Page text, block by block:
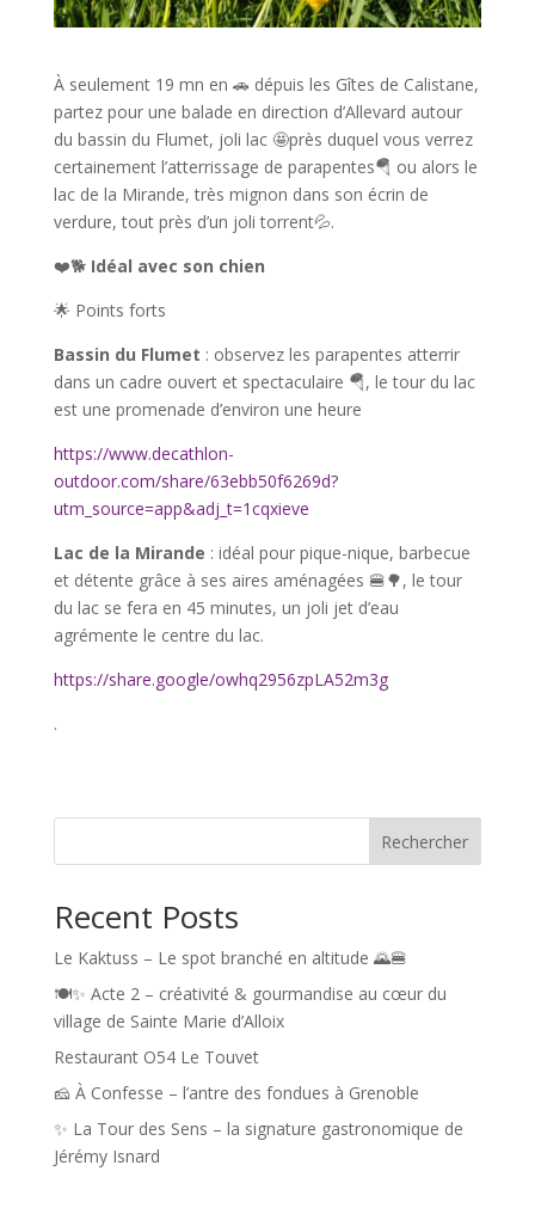
À seulement 19 mn en 🚗 dépuis les Gîtes de Calistane,
partez pour une balade en direction d’Allevard autour
du bassin du Flumet, joli lac 🤩près duquel vous verrez
certainement l’atterrissage de parapentes🪂 ou alors le
lac de la Mirande, très mignon dans son écrin de
verdure, tout près d’un joli torrent💦.
❤️🐕Idéal avec son chien
🌟 Points forts
Bassin du Flumet : observez les parapentes atterrir
dans un cadre ouvert et spectaculaire 🪂, le tour du lac
est une promenade d’environ une heure
https://www.decathlon-
outdoor.com/share/63ebb50f6269d?
utm_source=app&adj_t=1cqxieve
Lac de la Mirande : idéal pour pique-nique, barbecue
et détente grâce à ses aires aménagées 🍔🌳, le tour
du lac se fera en 45 minutes, un joli jet d’eau
agrémente le centre du lac.
https://share.google/owhq2956zpLA52m3g
.
Rechercher
Recent Posts
Le Kaktuss – Le spot branché en altitude 🌄🍔
🍽️✨ Acte 2 – créativité & gourmandise au cœur du
village de Sainte Marie d’Alloix
Restaurant O54 Le Touvet
🧀 À Confesse – l’antre des fondues à Grenoble
✨ La Tour des Sens – la signature gastronomique de
Jérémy Isnard